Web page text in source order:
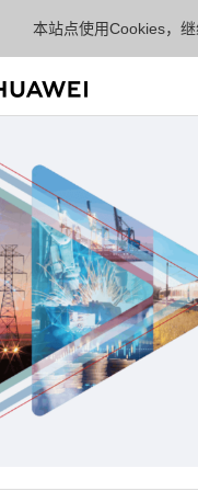
本站点使用Cookies，